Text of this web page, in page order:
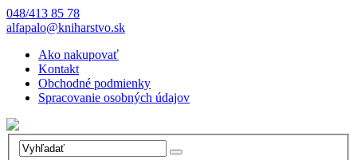
048/413 85 78
alfapalo@kniharstvo.sk
Ako nakupovať
Kontakt
Obchodné podmienky
Spracovanie osobných údajov